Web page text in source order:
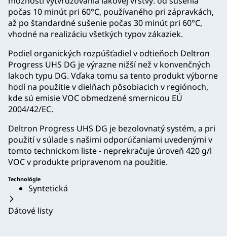
počas 10 minút pri 60°C, používaného pri zápravkách,
až po štandardné sušenie počas 30 minút pri 60°C,
vhodné na realizáciu všetkých typov zákaziek.
Podiel organických rozpúšťadiel v odtieňoch Deltron
Progress UHS DG je výrazne nižší než v konvenčných
lakoch typu DG. Vďaka tomu sa tento produkt výborne
hodí na použitie v dielňach pôsobiacich v regiónoch,
kde sú emisie VOC obmedzené smernicou EÚ
2004/42/EC.
Deltron Progress UHS DG je bezolovnatý systém, a pri
použití v súlade s našimi odporúčaniami uvedenými v
tomto technickom liste - neprekračuje úroveň 420 g/l
VOC v produkte pripravenom na použitie.
Technológie
Syntetická
Dátové listy